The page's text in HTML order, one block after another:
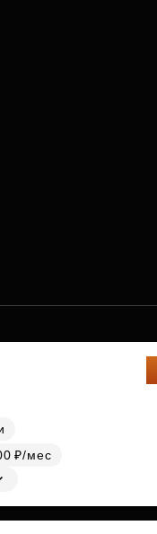
₽/мес